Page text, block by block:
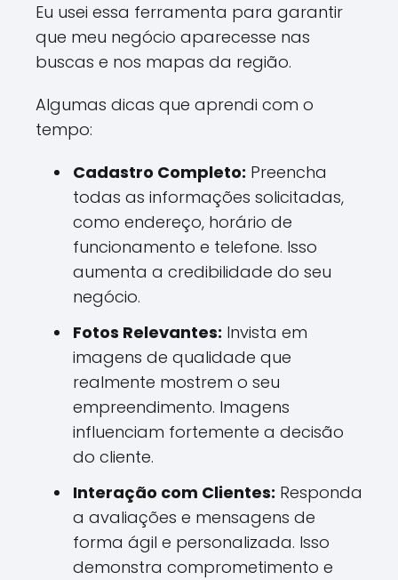
Eu usei essa ferramenta para garantir
que meu negócio aparecesse nas
buscas e nos mapas da região.
Algumas dicas que aprendi com o
tempo:
Cadastro Completo: Preencha
todas as informações solicitadas,
como endereço, horário de
funcionamento e telefone. Isso
aumenta a credibilidade do seu
negócio.
Fotos Relevantes: Invista em
imagens de qualidade que
realmente mostrem o seu
empreendimento. Imagens
influenciam fortemente a decisão
do cliente.
Interação com Clientes: Responda
a avaliações e mensagens de
forma ágil e personalizada. Isso
demonstra comprometimento e